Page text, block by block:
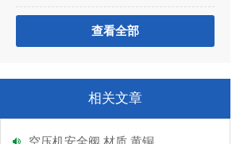
查看全部
相关文章
空压机安全阀 材质 黄铜